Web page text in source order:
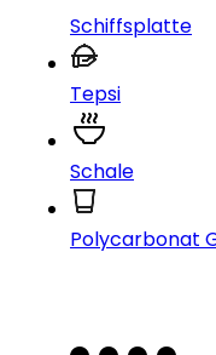
Schiffsplatte
Tepsi
Schale
Polycarbonat